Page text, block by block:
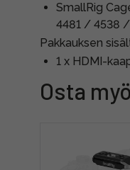
SmallRig
4481 / 4538
Pakkauksen
1 x HDMI-
Osta